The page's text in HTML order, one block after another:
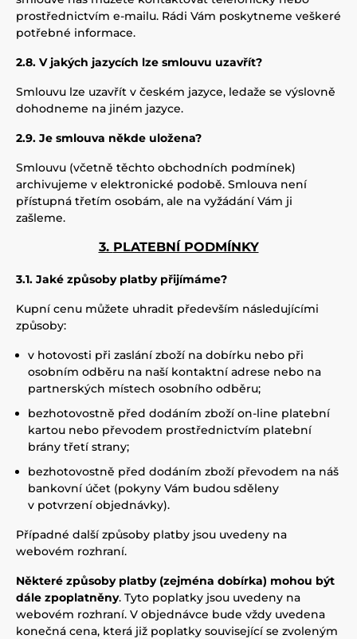
prostřednictvím e-mailu. Rádi Vám poskytneme veškeré
potřebné informace.
2.8. V jakých jazycích lze smlouvu uzavřít?
Smlouvu lze uzavřít v českém jazyce, ledaže se výslovně
dohodneme na jiném jazyce.
2.9. Je smlouva někde uložena?
Smlouvu (včetně těchto obchodních podmínek)
archivujeme v elektronické podobě. Smlouva není
přístupná třetím osobám, ale na vyžádání Vám ji
zašleme.
3. PLATEBNÍ PODMÍNKY
3.1. Jaké způsoby platby přijímáme?
Kupní cenu můžete uhradit především následujícími
způsoby:
v hotovosti při zaslání zboží na dobírku nebo při
osobním odběru na naší kontaktní adrese nebo na
partnerských místech osobního odběru;
bezhotovostně před dodáním zboží on-line platební
kartou nebo převodem prostřednictvím platební
brány třetí strany;
bezhotovostně před dodáním zboží převodem na náš
bankovní účet (pokyny Vám budou sděleny
v potvrzení objednávky).
Případné další způsoby platby jsou uvedeny na
webovém rozhraní.
Některé způsoby platby (zejména dobírka) mohou být
dále zpoplatněny. Tyto poplatky jsou uvedeny na
webovém rozhraní. V objednávce bude vždy uvedena
konečná cena, která již poplatky související se zvoleným